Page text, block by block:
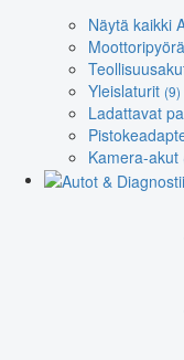
Näytä kaikki
Yleislaturit (9)
Ladattavat
Kamera-akut